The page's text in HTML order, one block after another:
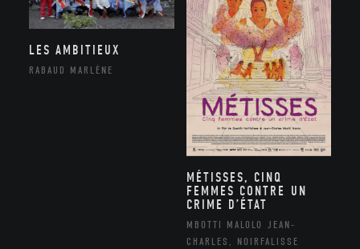
LES AMBITIEUX
RABAUD MARLÈNE
MÉTISSES, CINQ
FEMMES CONTRE UN
CRIME D’ÉTAT
MBOTTI MALOLO JEAN-
CHARLES, NOIRFALISSE